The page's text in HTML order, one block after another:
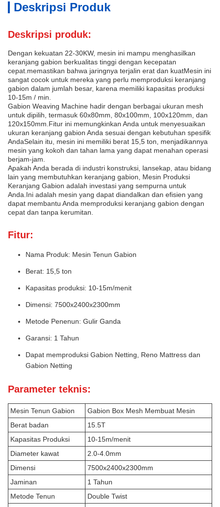
Deskripsi Produk
Deskripsi produk:
Dengan kekuatan 22-30KW, mesin ini mampu menghasilkan
keranjang gabion berkualitas tinggi dengan kecepatan
cepat.memastikan bahwa jaringnya terjalin erat dan kuatMesin ini
sangat cocok untuk mereka yang perlu memproduksi keranjang
gabion dalam jumlah besar, karena memiliki kapasitas produksi
10-15m / min.
Gabion Weaving Machine hadir dengan berbagai ukuran mesh
untuk dipilih, termasuk 60x80mm, 80x100mm, 100x120mm, dan
120x150mm.Fitur ini memungkinkan Anda untuk menyesuaikan
ukuran keranjang gabion Anda sesuai dengan kebutuhan spesifik
AndaSelain itu, mesin ini memiliki berat 15,5 ton, menjadikannya
mesin yang kokoh dan tahan lama yang dapat menahan operasi
berjam-jam.
Apakah Anda berada di industri konstruksi, lansekap, atau bidang
lain yang membutuhkan keranjang gabion, Mesin Produksi
Keranjang Gabion adalah investasi yang sempurna untuk
Anda.Ini adalah mesin yang dapat diandalkan dan efisien yang
dapat membantu Anda memproduksi keranjang gabion dengan
cepat dan tanpa kerumitan.
Fitur:
Nama Produk: Mesin Tenun Gabion
Berat: 15,5 ton
Kapasitas produksi: 10-15m/menit
Dimensi: 7500x2400x2300mm
Metode Penenun: Gulir Ganda
Garansi: 1 Tahun
Dapat memproduksi Gabion Netting, Reno Mattress dan
Gabion Netting
Parameter teknis:
Mesin Tenun Gabion
Gabion Box Mesh Membuat Mesin
Berat badan
15.5T
Kapasitas Produksi
10-15m/menit
Diameter kawat
2.0-4.0mm
Dimensi
7500x2400x2300mm
Jaminan
1 Tahun
Metode Tenun
Double Twist